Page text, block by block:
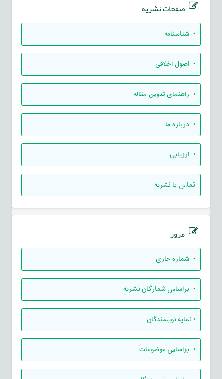
صفحات نشریه
• شناسنامه
• اصول اخلاقی
• راهنمای تدوين مقاله
• درباره ما
• ارزيابی
تماس با نشریه
مرور
• شماره جاری
• براساس شمارگان نشریه
•نمایه نویسندگان
• براساس موضوعات